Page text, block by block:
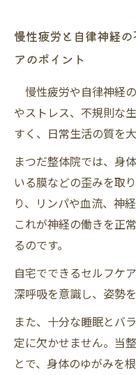
慢性疲労と自律神経
アのポイント
慢性疲労や自律神経
やストレス、不規則な
すく、日常生活の質を
まつだ整体院では、身
いる膜などの歪みを取
り、リンパや血流、神
これが神経の働きを正
るのです。
自宅でできるセルフケ
深呼吸を意識し、姿勢
また、十分な睡眠とバ
定に欠かせません。当
とで、身体のゆがみを